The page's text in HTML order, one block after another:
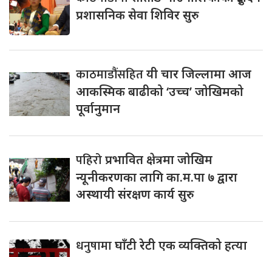
प्रशासनिक सेवा शिविर सुरु
काठमाडौंसहितयी चार जिल्लामा आज
आकस्मिक बाढीको ‘उच्च’ जोखिमको
पूर्वानुमान
पहिरोप्रभावित क्षेत्रमा जोखिम
न्यूनीकरणका लागि का.म.पा ७ द्वारा
अस्थायी संरक्षण कार्य सुरु
धनुषामाघाँटी रेटी एक व्यक्तिको हत्या